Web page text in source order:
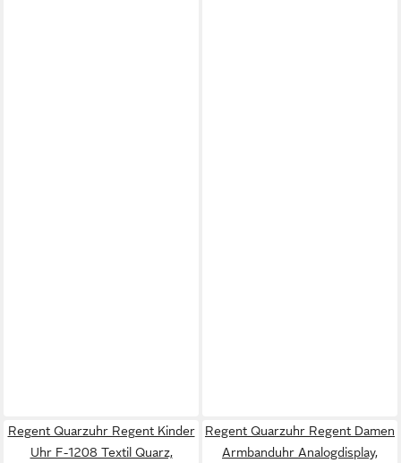
Regent Quarzuhr Regent Kinder
Uhr F-1208 Textil Quarz,
Regent Quarzuhr Regent Damen
Armbanduhr Analogdisplay,